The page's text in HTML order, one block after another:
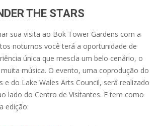
THE STARS
sua visita ao Bok Tower Gardens com a
noturnos você terá a oportunidade de
única que mescla um belo cenário, o
música. O evento, uma coprodução do
e do Lake Wales Arts Council, será realizado
lado do Centro de Visitantes. E tem como
edição: